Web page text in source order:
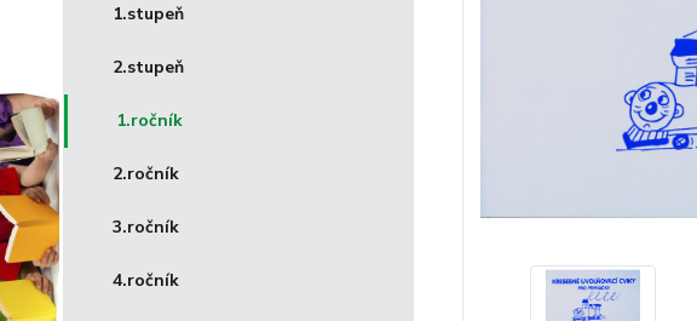
1.stupeň
2.stupeň
1.ročník
2.ročník
3.ročník
4.ročník